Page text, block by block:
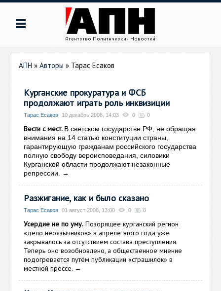
АПН »Авторы » Тарас Есаков
Курганские прокуратура и ФСБ
продолжают играть роль инквизиции
Тарас Есаков 10 декабрь 2008, 14:03 0 0
Вести с мест. В светском государстве РФ, не обращая
внимания на 14 статью конституции страны,
гарантирующую гражданам российского государства
полную свободу вероисповедания, силовики
Курганской области продолжают незаконные
репрессии.
→
Разжигание, как и было сказано
Тарас Есаков 01 август 2008, 13:00 0 0
Усердие не по уму. Позорящее курганский регион
«дело неоязычников» в апреле этого года уже
закрывалось за отсутствием состава преступления.
Теперь оно возобновлено, а общественное мнение
подогревается путём публикации «страшилок» в
местной прессе. →